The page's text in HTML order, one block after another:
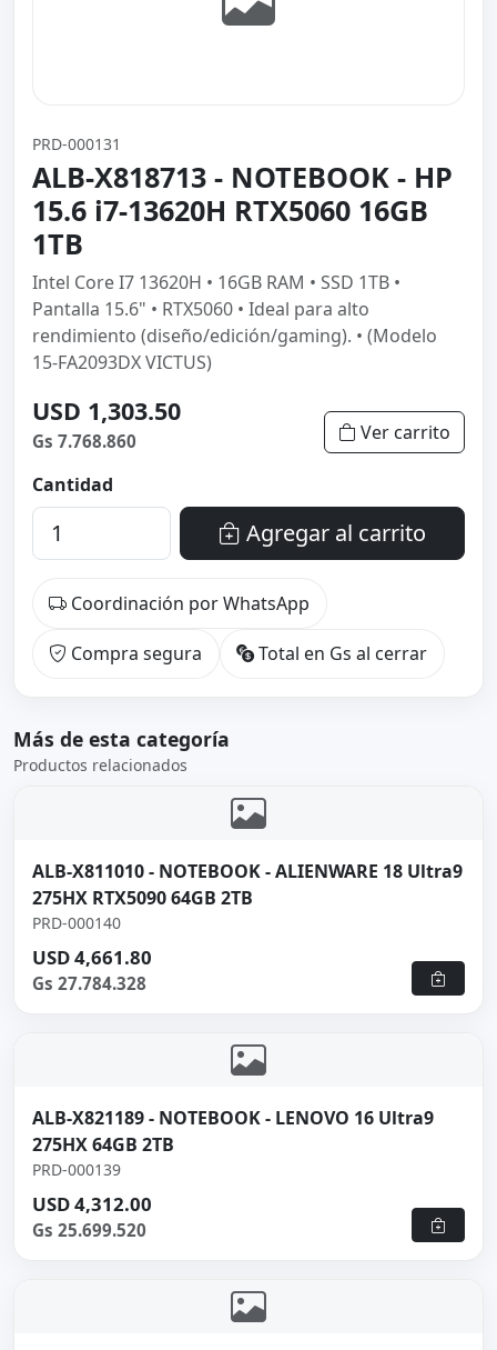
PRD-000131
ALB-X818713 - NOTEBOOK - HP
15.6 i7-13620H RTX5060 16GB
1TB
Intel Core I7 13620H • 16GB RAM • SSD 1TB •
Pantalla 15.6" • RTX5060 • Ideal para alto
rendimiento (diseño/edición/gaming). • (Modelo
15-FA2093DX VICTUS)
USD 1,303.50
Gs 7.768.860 Ver carrito
Cantidad
Agregar al carrito
Coordinación por WhatsApp
Compra segura Total en Gs al cerrar
Más de esta categoría
Productos relacionados
ALB-X811010 - NOTEBOOK - ALIENWARE 18 Ultra9
275HX RTX5090 64GB 2TB
PRD-000140
USD 4,661.80
Gs 27.784.328
ALB-X821189 - NOTEBOOK - LENOVO 16 Ultra9
275HX 64GB 2TB
PRD-000139
USD 4,312.00
Gs 25.699.520